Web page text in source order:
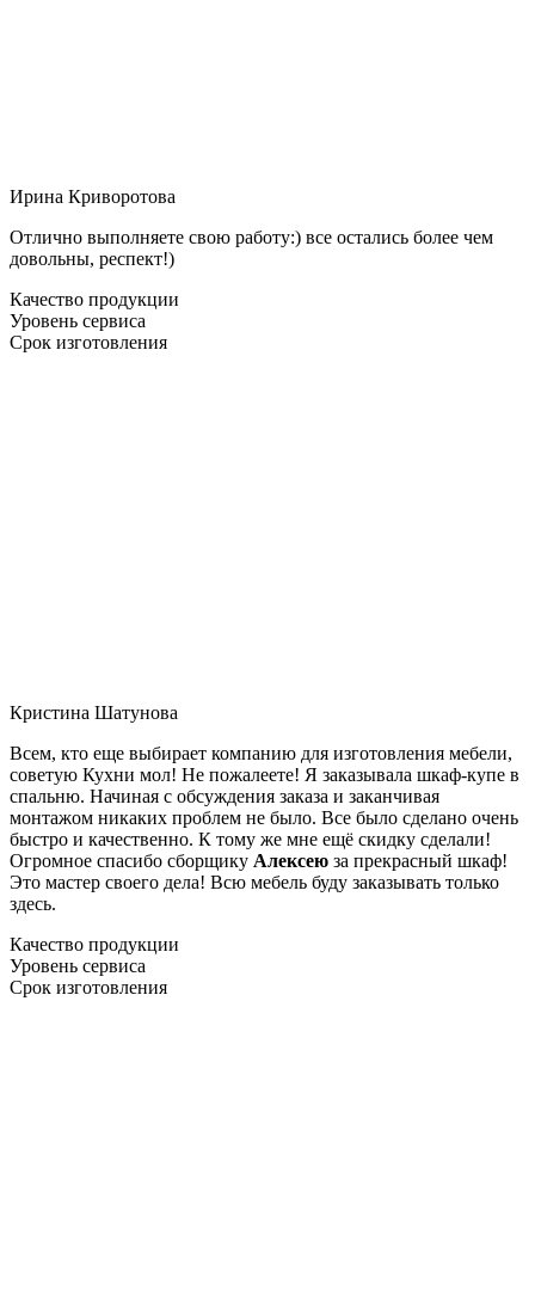
Ирина Криворотова
Отлично выполняете свою работу:) все остались более чем
довольны, респект!)
Качество продукции
Уровень сервиса
Срок изготовления
Кристина Шатунова
Всем, кто еще выбирает компанию для изготовления мебели,
советую Кухни мол! Не пожалеете! Я заказывала шкаф-купе в
спальню. Начиная с обсуждения заказа и заканчивая
монтажом никаких проблем не было. Все было сделано очень
быстро и качественно. К тому же мне ещё скидку сделали!
Огромное спасибо сборщику Алексею за прекрасный шкаф!
Это мастер своего дела! Всю мебель буду заказывать только
здесь.
Качество продукции
Уровень сервиса
Срок изготовления